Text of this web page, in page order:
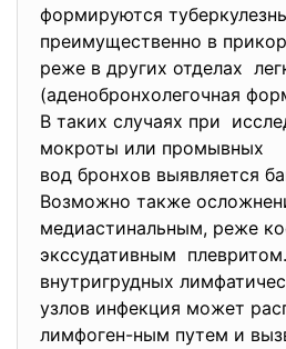
формируются
преимущественно в
реже в других отделах
(аденобронхолегочная
В таких случаях при
мокроты или промывных
вод бронхов выявляется
Возможно также
медиастинальным, реже
экссудативным
внутригрудных
узлов инфекция может
лимфоген-ным путем и